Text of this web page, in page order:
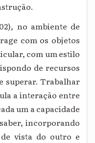
no ambiente de
com os objetos
com um estilo
de recursos
superar. Trabalhar
a interação entre
um a capacidade
incorporando
vista do outro e